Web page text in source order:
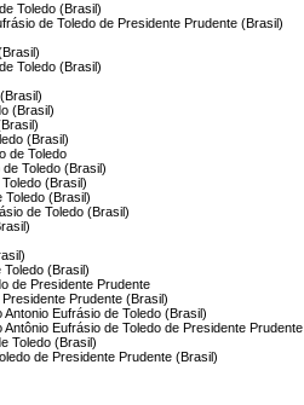
Toledo (Brasil)
de Toledo de Presidente Prudente (Brasil)
Toledo (Brasil)
(Brasil)
(Brasil)
de Toledo
de Toledo (Brasil)
(Brasil)
Toledo (Brasil)
de Toledo (Brasil)
Toledo (Brasil)
de Presidente Prudente
Prudente (Brasil)
Antonio Eufrásio de Toledo (Brasil)
Antônio Eufrásio de Toledo de Presidente Prudente
Toledo (Brasil)
de Presidente Prudente (Brasil)